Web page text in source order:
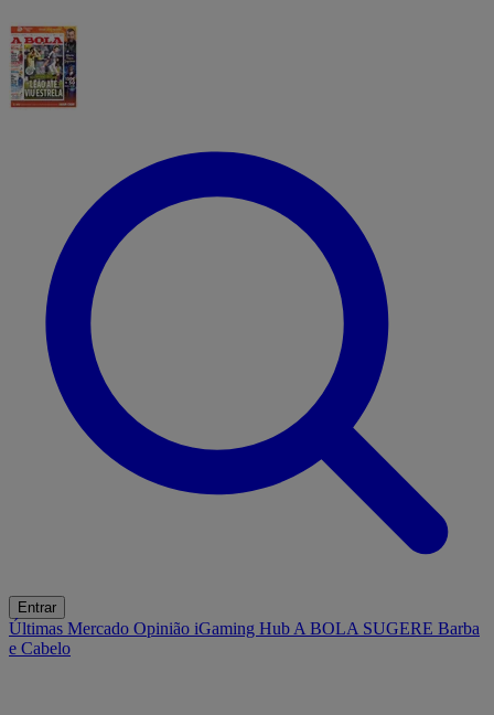
Entrar
Últimas Mercado Opinião iGaming Hub A BOLA SUGERE Barba
e Cabelo